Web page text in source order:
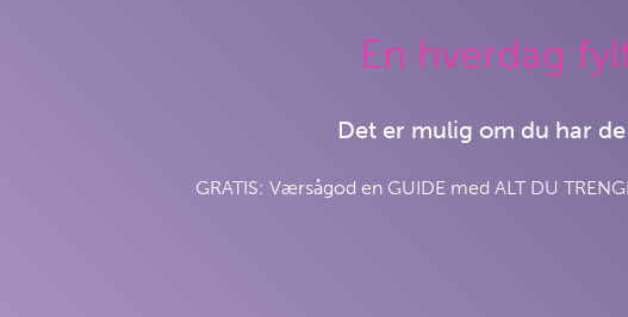
En hverdag
Det er mulig om du har
GRATIS: Værsågod en GUIDE med ALT DU